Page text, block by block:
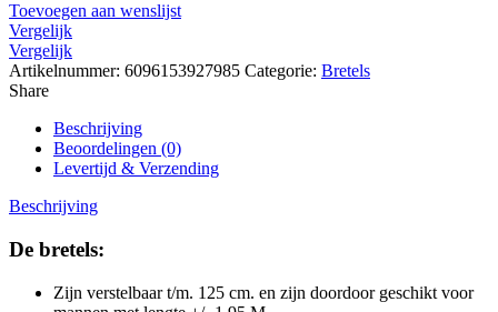
Toevoegen aan wenslijst
Vergelijk
Vergelijk
Artikelnummer: 6096153927985 Categorie: Bretels
Share
Beschrijving
Beoordelingen (0)
Levertijd & Verzending
Beschrijving
De bretels:
Zijn verstelbaar t/m. 125 cm. en zijn doordoor geschikt voor